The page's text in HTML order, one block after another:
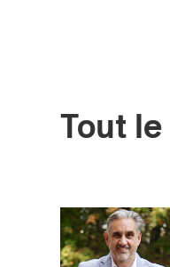
Tout